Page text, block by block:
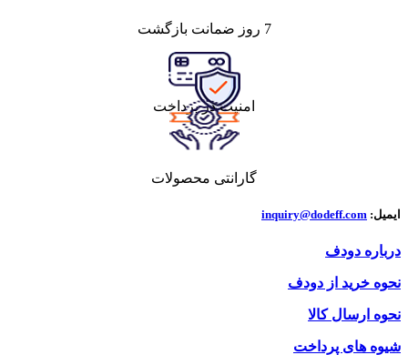
7 روز ضمانت بازگشت
امنیت در پرداخت
گارانتی محصولات
ایمیل: inquiry@dodeff.com
درباره دودف
نحوه خرید از دودف
نحوه ارسال کالا
شیوه های پرداخت